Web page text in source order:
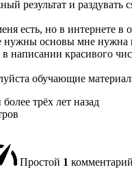
результат и раздувать
есть, но в интернете в
нужны основы мне нужна
написании красивого
обучающие
более трёх лет назад
Простой 1 комментарий